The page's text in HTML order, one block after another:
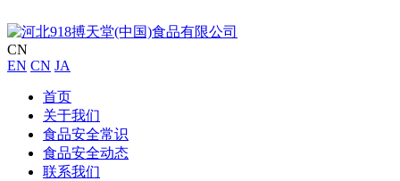
CN
EN CN JA
首页
关于我们
食品安全常识
食品安全动态
联系我们